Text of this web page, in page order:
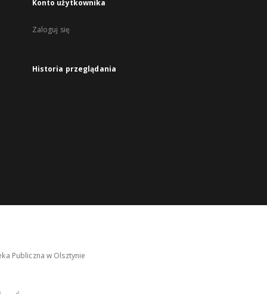
Konto użytkownika
Zaloguj się
Historia przeglądania
Publiczna w Olsztynie